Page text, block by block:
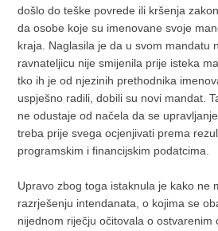
došlo do teške povrede ili kršenja
da osobe koje su imenovane svoje
kraja. Naglasila je da u svom mandatu
ravnateljicu nije smijenila prije isteka
tko ih je od njezinih prethodnika
uspješno radili, dobili su novi mandat.
ne odustaje od načela da se
treba prije svega ocjenjivati prema
programskim i financijskim podatcima.
Upravo zbog toga istaknula je kako ne
razrješenju intendanata, o kojima se
nijednom riječju očitovala o ostvarenim